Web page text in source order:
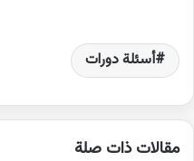
أسئلة دورات
مقالات ذات صلة